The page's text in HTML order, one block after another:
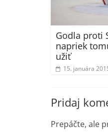
Godla proti
napriek
užiť
15. januára
Pridaj
Prepáčte, ale